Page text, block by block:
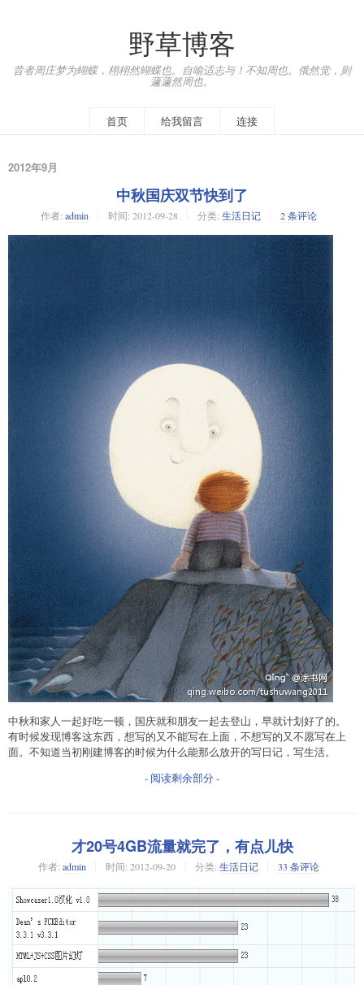
野草博客
昔者周庄梦为蝴蝶，栩栩然蝴蝶也。自喻适志与！不知周也。俄然觉，则
蘧蘧然周也。
首页 给我留言 连接
2012年9月
中秋国庆双节快到了
作者: admin 时间: 2012-09-28 分类: 生活日记 2 条评论
中秋和家人一起好吃一顿，国庆就和朋友一起去登山，早就计划好了的。
有时候发现博客这东西，想写的又不能写在上面，不想写的又不愿写在上
面。不知道当初刚建博客的时候为什么能那么放开的写日记，写生活。
- 阅读剩余部分 -
才20号4GB流量就完了，有点儿快
作者: admin 时间: 2012-09-20 分类: 生活日记 33 条评论